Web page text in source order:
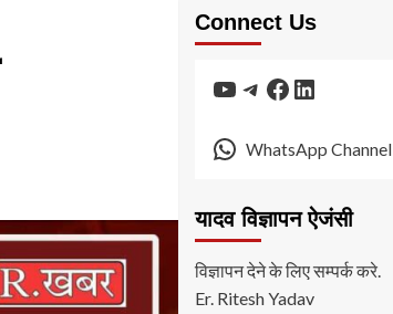
Connect Us
YouTube
Telegram
Facebook
LinkedIn
WhatsApp Channel
यादव विज्ञापन ऐजंसी
विज्ञापन देने के लिए सम्पर्क करे.
Er. Ritesh Yadav